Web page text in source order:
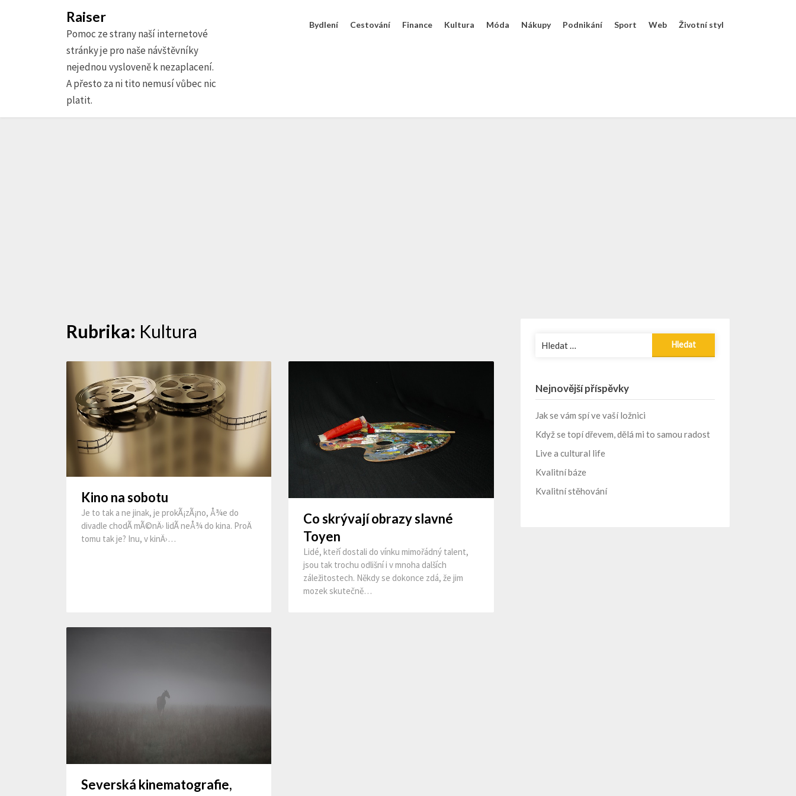
Raiser
Pomoc ze strany naší internetové
stránky je pro naše návštěvníky
nejednou vysloveně k nezaplacení.
A přesto za ni tito nemusí vůbec nic
platit.
Bydlení Cestování Finance Kultura Móda Nákupy Podnikání Sport Web Životní styl
Skip
content
Rubrika: Kultura
Kino na sobotu
Je to tak a ne jinak, je prokÃ¡zÃ¡no, Å¾e do
divadle chodÃ­ mÃ©nÄ› lidÃ­ neÅ¾ do kina. ProÄ
tomu tak je? Inu, v kinÄ›…
Co skrývají obrazy slavné
Toyen
Lidé, kteří dostali do vínku mimořádný talent,
jsou tak trochu odlišní i v mnoha dalších
záležitostech. Někdy se dokonce zdá, že jim
mozek skutečně…
Severská kinematografie,
Nejnovější příspěvky
Jak se vám spí ve vaší ložnici
Když se topí dřevem, dělá mi to samou radost
Live a cultural life
Kvalitní báze
Kvalitní stěhování